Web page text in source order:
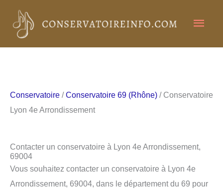
contenu
Conservatoire /Conservatoire 69 (Rhône) / Conservatoire
Lyon 4e Arrondissement
Contacter un conservatoire à Lyon 4e Arrondissement,
69004
Vous souhaitez contacter un conservatoire à Lyon 4e
Arrondissement, 69004, dans le département du 69 pour